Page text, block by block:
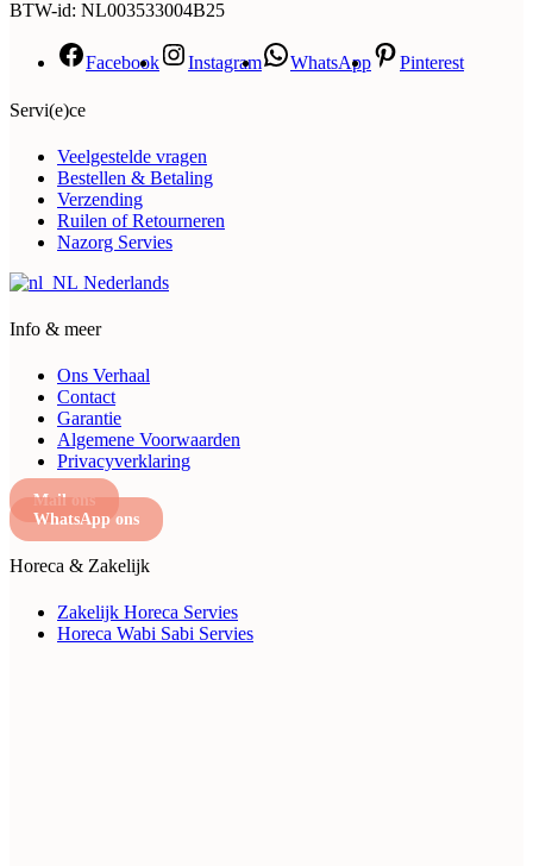
BTW-id: NL003533004B25
Facebook Instagram WhatsApp Pinterest
Servi(e)ce
Veelgestelde vragen
Bestellen & Betaling
Verzending
Ruilen of Retourneren
Nazorg Servies
Nederlands
Info & meer
Ons Verhaal
Contact
Garantie
Algemene Voorwaarden
Privacyverklaring
Mail ons
WhatsApp ons
Horeca & Zakelijk
Zakelijk Horeca Servies
Horeca Wabi Sabi Servies